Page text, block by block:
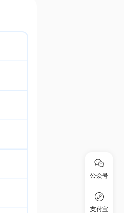
公众号
支付宝